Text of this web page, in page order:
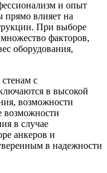
и опыт
прямо влияет на
При выборе
факторов,
оборудования,
с
в высокой
возможности
возможности
в случае
анкеров и
в надежности